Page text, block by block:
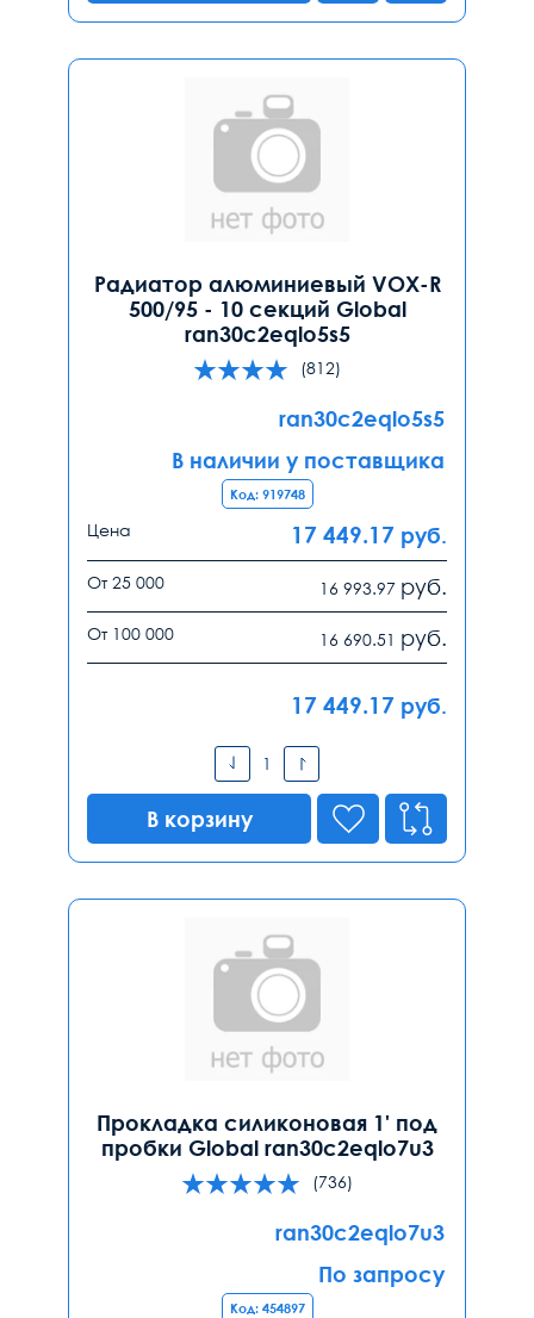
Радиатор алюминиевый VOX-R
500/95 - 10 секций Global
ran30c2eqlo5s5
(812)
ran30c2eqlo5s5
В наличии у поставщика
Код: 919748
Цена 17 449.17 руб.
От 25 000 16 993.97 руб.
От 100 000 16 690.51 руб.
17 449.17 руб.
В корзину
Прокладка силиконовая 1' под
пробки Global ran30c2eqlo7u3
(736)
ran30c2eqlo7u3
По запросу
Код: 454897